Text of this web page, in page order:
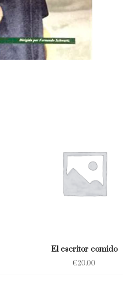
El escritor comido
€20.00